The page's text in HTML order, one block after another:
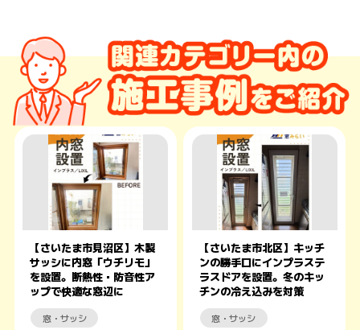
【さいたま市見沼区】木製
サッシに内窓「ウチリモ」
を設置。断熱性・防音性ア
ップで快適な窓辺に
窓・サッシ
【さいたま市北区】キッチ
ンの勝手口にインプラステ
ラスドアを設置。冬のキッ
チンの冷え込みを対策
窓・サッシ